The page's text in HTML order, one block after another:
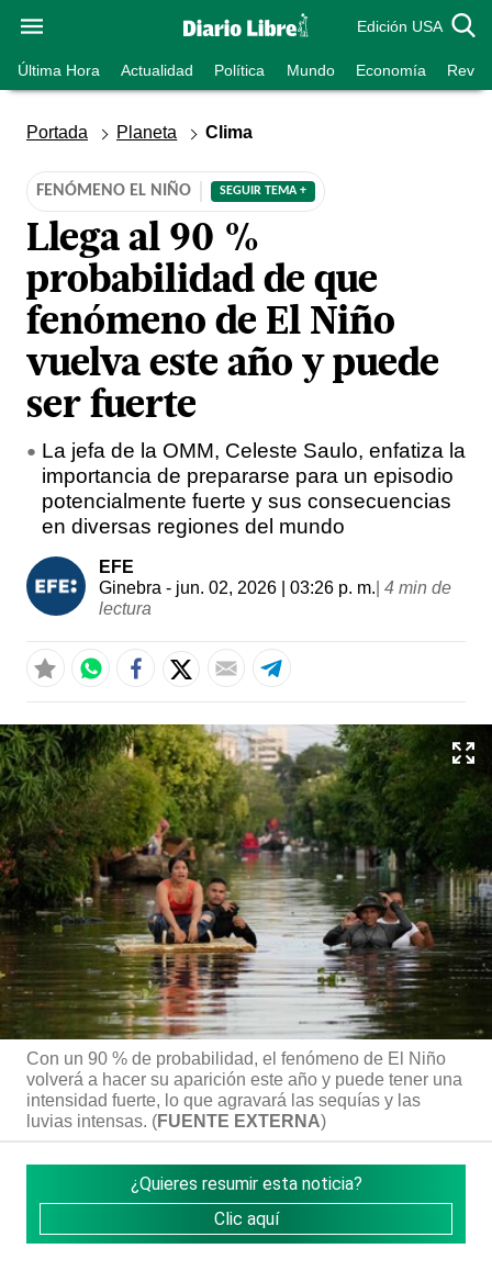
Edición USA
Última Hora Actualidad Política Mundo Economía
Portada Planeta Clima
FENÓMENO EL NIÑO SEGUIR TEMA +
Llega al 90 %
probabilidad de que
fenómeno de El Niño
vuelva este año y puede
ser fuerte
La jefa de la OMM, Celeste Saulo, enfatiza la
importancia de prepararse para un episodio
potencialmente fuerte y sus consecuencias
en diversas regiones del mundo
EFE
Ginebra - jun. 02, 2026 | 03:26 p. m. 4 min de
lectura
Con un 90 % de probabilidad, el fenómeno de El Niño
volverá a hacer su aparición este año y puede tener una
intensidad fuerte, lo que agravará las sequías y las
luvias intensas. (FUENTE EXTERNA)
¿Quieres resumir esta noticia?
Clic aquí